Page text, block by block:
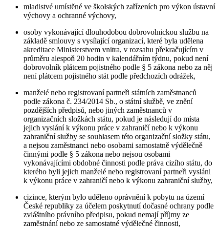
mladistvé umístěné ve školských zařízeních pro výkon ústavní
výchovy a ochranné výchovy,
osoby vykonávající dlouhodobou dobrovolnickou službu na
základě smlouvy s vysílající organizací, které byla udělena
akreditace Ministerstvem vnitra, v rozsahu překračujícím v
průměru alespoň 20 hodin v kalendářním týdnu, pokud není
dobrovolník plátcem pojistného podle § 5 zákona nebo za něj
není plátcem pojistného stát podle předchozích odrážek,
manželé nebo registrovaní partneři státních zaměstnanců
podle zákona č. 234/2014 Sb., o státní službě, ve znění
pozdějších předpisů, nebo jiných zaměstnanců v
organizačních složkách státu, pokud je následují do místa
jejich vyslání k výkonu práce v zahraničí nebo k výkonu
zahraniční služby se souhlasem této organizační složky státu,
a nejsou zaměstnanci nebo osobami samostatně výdělečně
činnými podle § 5 zákona nebo nejsou osobami
vykonávajícími obdobné činnosti podle práva cizího státu, do
kterého byli jejich manželé nebo registrovaní partneři vysláni
k výkonu práce v zahraničí nebo k výkonu zahraniční služby,
cizince, kterým bylo uděleno oprávnění k pobytu na území
České republiky za účelem poskytnutí dočasné ochrany podle
zvláštního právního předpisu, pokud nemají příjmy ze
zaměstnání nebo ze samostatné výdělečné činnosti,